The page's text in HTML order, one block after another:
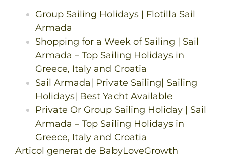
Group Sailing Holidays | Flotilla Sail
Armada
Shopping for a Week of Sailing | Sail
Armada – Top Sailing Holidays in
Greece, Italy and Croatia
Sail Armada| Private Sailing| Sailing
Holidays| Best Yacht Available
Private Or Group Sailing Holiday | Sail
Armada – Top Sailing Holidays in
Greece, Italy and Croatia
Articol generat de BabyLoveGrowth